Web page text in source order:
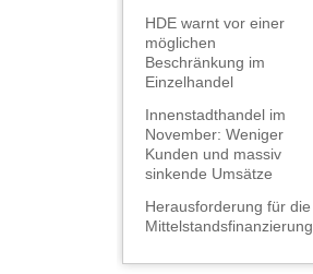
HDE warnt vor einer
möglichen
Beschränkung im
Einzelhandel
Innenstadthandel im
November: Weniger
Kunden und massiv
sinkende Umsätze
Herausforderung für die
Mittelstandsfinanzierung